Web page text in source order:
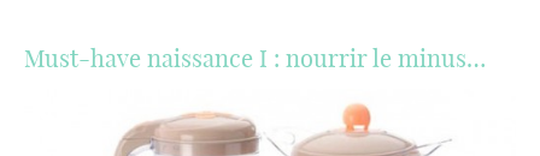
Must-have naissance I : nourrir le minus…